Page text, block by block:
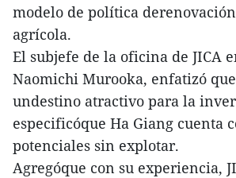
modelo de política
agrícola.
El subjefe de la oficina de JICA
Naomichi Murooka, enfatizó
undestino atractivo para la
especificóque Ha Giang cuenta
potenciales sin explotar.
Agregóque con su experiencia,